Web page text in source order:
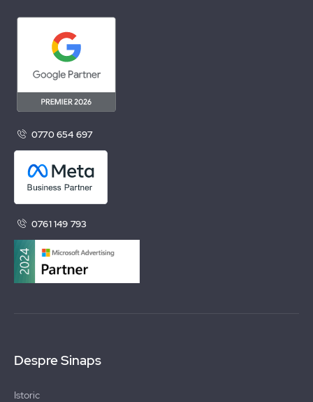
0770 654 697
0761 149 793
Despre Sinaps
Istoric